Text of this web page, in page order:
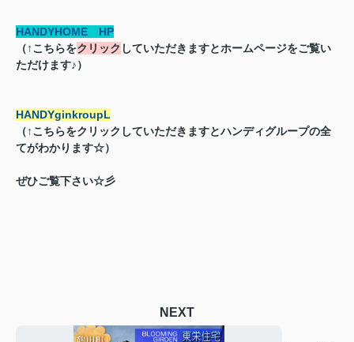
HANDYHOME HP
（↑こちらをクリック していただきますとホームページをご覧い
ただけます♪）
HANDYginkroupL
（↑こちらをクリックしていただきますとハンディグループの全
てがわかります☆）
ぜひご覧下さい☆彡
NEXT